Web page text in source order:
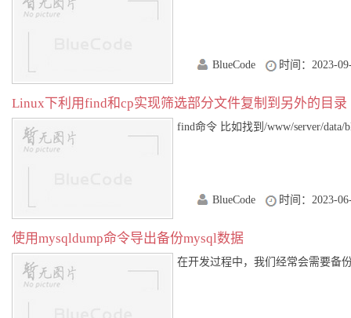
BlueCode 时间：2023-
Linux下利用find和cp实现筛选部分文件复制到另外的目录
find命令 比如找到/www/server/data/
BlueCode 时间：2023-
使用mysqldump命令导出备份mysql数据
在开发过程中，我们经常会需要备